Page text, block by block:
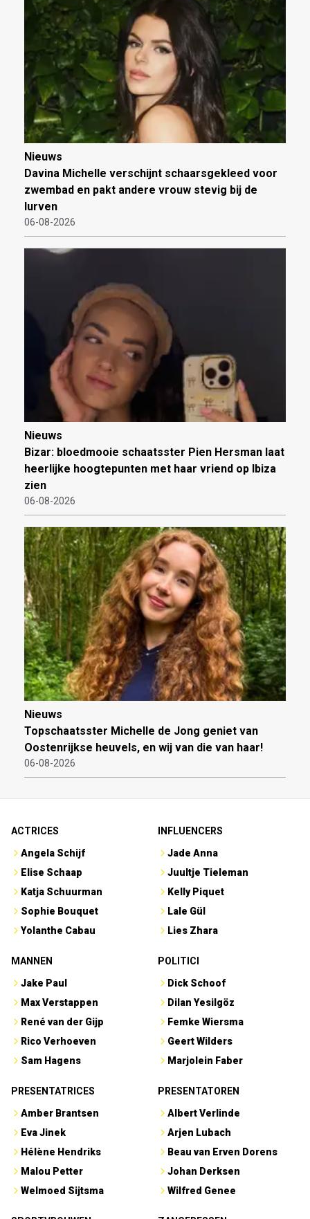
Nieuws
Davina Michelle verschijnt schaarsgekleed voor
zwembad en pakt andere vrouw stevig bij de
lurven
06-08-2026
Nieuws
Bizar: bloedmooie schaatsster Pien Hersman laat
heerlijke hoogtepunten met haar vriend op Ibiza
zien
06-08-2026
Nieuws
Topschaatsster Michelle de Jong geniet van
Oostenrijkse heuvels, en wij van die van haar!
06-08-2026
ACTRICES
Angela Schijf
Elise Schaap
Katja Schuurman
Sophie Bouquet
Yolanthe Cabau
INFLUENCERS
Jade Anna
Juultje Tieleman
Kelly Piquet
Lale Gül
Lies Zhara
MANNEN
Jake Paul
Max Verstappen
René van der Gijp
Rico Verhoeven
Sam Hagens
POLITICI
Dick Schoof
Dilan Yesilgöz
Femke Wiersma
Geert Wilders
Marjolein Faber
PRESENTATRICES
Amber Brantsen
Eva Jinek
Hélène Hendriks
Malou Petter
Welmoed Sijtsma
PRESENTATOREN
Albert Verlinde
Arjen Lubach
Beau van Erven Dorens
Johan Derksen
Wilfred Genee